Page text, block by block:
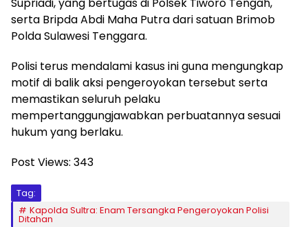
serta Bripda Abdi Maha Putra dari satuan Brimob
Polda Sulawesi Tenggara.
Polisi terus mendalami kasus ini guna mengungkap
motif di balik aksi pengeroyokan tersebut serta
memastikan seluruh pelaku
mempertanggungjawabkan perbuatannya sesuai
hukum yang berlaku.
Post Views: 343
Tag:
Kapolda Sultra: Enam Tersangka Pengeroyokan Polisi
Ditahan